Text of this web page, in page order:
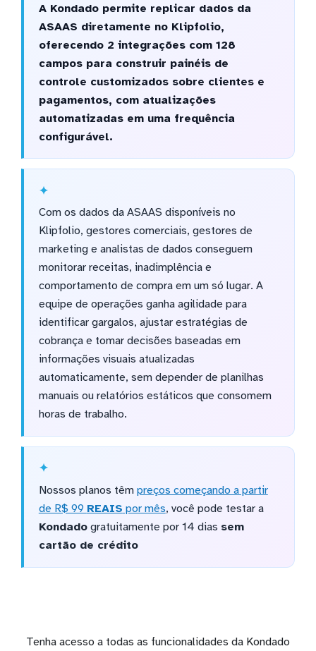
A Kondado permite replicar dados da
ASAAS diretamente no Klipfolio,
oferecendo 2 integrações com 128
campos para construir painéis de
controle customizados sobre clientes e
pagamentos, com atualizações
automatizadas em uma frequência
configurável.
Com os dados da ASAAS disponíveis no
Klipfolio, gestores comerciais, gestores de
marketing e analistas de dados conseguem
monitorar receitas, inadimplência e
comportamento de compra em um só lugar. A
equipe de operações ganha agilidade para
identificar gargalos, ajustar estratégias de
cobrança e tomar decisões baseadas em
informações visuais atualizadas
automaticamente, sem depender de planilhas
manuais ou relatórios estáticos que consomem
horas de trabalho.
Nossos planos têm preços começando a partir
de R$ 99 REAIS por mês, você pode testar a
Kondadogratuitamente por 14 dias sem
cartão de crédito
Tenha acesso a todas as funcionalidades da Kondado